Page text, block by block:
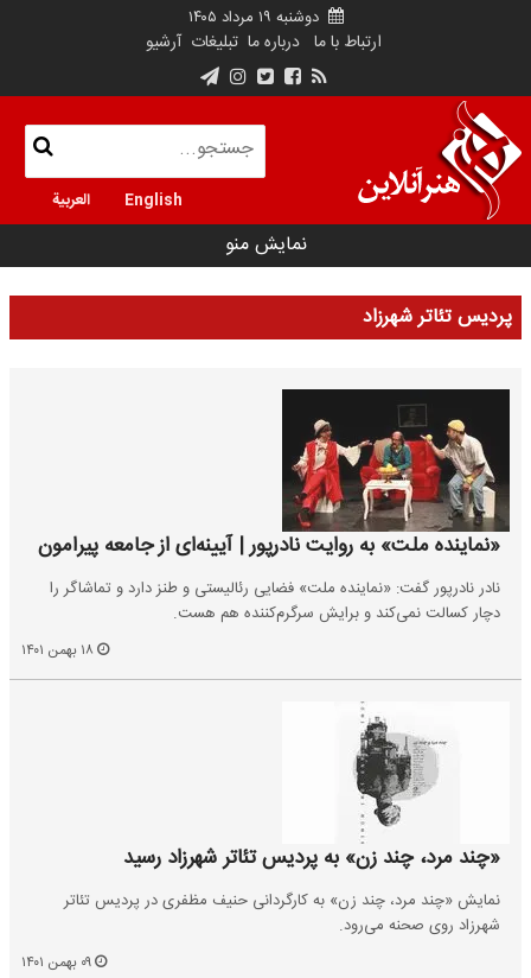
دوشنبه ۱۹ مرداد ۱۴۰۵
ارتباط با ما درباره ما تبلیغات آرشیو
English العربية
نمایش منو
پردیس تئاتر شهرزاد
«نماینده ملت» به روایت نادرپور | آیینه‌ای از جامعه پیرامون
نادر نادرپور گفت: «نماینده ملت» فضایی رئالیستی و طنز دارد و تماشاگر را
دچار کسالت نمی‌کند و برایش سرگرم‌کننده هم هست.
«چند مرد، چند زن» به پردیس تئاتر شهرزاد رسید
نمایش «چند مرد، چند زن» به کارگردانی حنیف مظفری در پردیس تئاتر
شهرزاد روی صحنه می‌رود.